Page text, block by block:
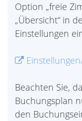
Option „freie
„Übersicht“ in
Einstellungen
Beachten Sie,
Buchungsplan
den